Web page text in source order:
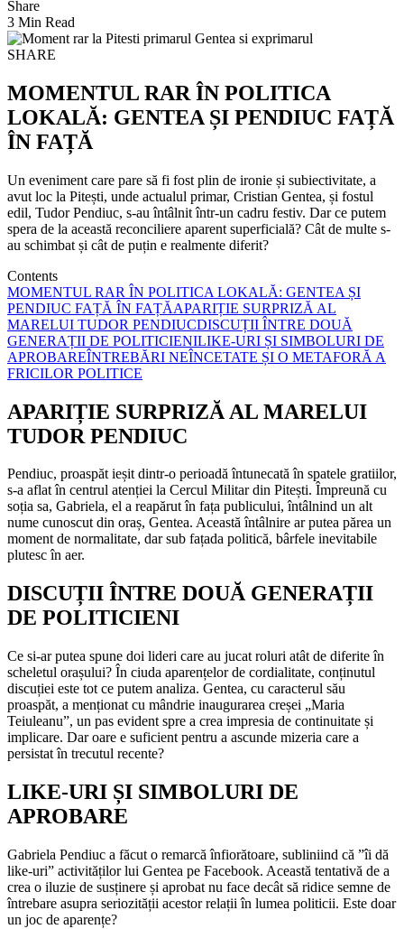
Share
3 Min Read
SHARE
MOMENTUL RAR ÎN POLITICA
LOKALĂ: GENTEA ȘI PENDIUC FAȚĂ
ÎN FAȚĂ
Un eveniment care pare să fi fost plin de ironie și subiectivitate, a
avut loc la Pitești, unde actualul primar, Cristian Gentea, și fostul
edil, Tudor Pendiuc, s-au întâlnit într-un cadru festiv. Dar ce putem
spera de la această reconciliere aparent superficială? Cât de multe s-
au schimbat și cât de puțin e realmente diferit?
Contents
MOMENTUL RAR ÎN POLITICA LOKALĂ: GENTEA ȘI
PENDIUC FAȚĂ ÎN FAȚĂAPARIȚIE SURPRIZĂ AL
MARELUI TUDOR PENDIUCDISCUȚII ÎNTRE DOUĂ
GENERAȚII DE POLITICIENILIKE-URI ȘI SIMBOLURI DE
APROBAREÎNTREBĂRI NEÎNCETATE ȘI O METAFORĂ A
FRICILOR POLITICE
APARIȚIE SURPRIZĂ AL MARELUI
TUDOR PENDIUC
Pendiuc, proaspăt ieșit dintr-o perioadă întunecată în spatele gratiilor,
s-a aflat în centrul atenției la Cercul Militar din Pitești. Împreună cu
soția sa, Gabriela, el a reapărut în fața publicului, întâlnind un alt
nume cunoscut din oraș, Gentea. Această întâlnire ar putea părea un
moment de normalitate, dar sub fațada politică, bârfele inevitabile
plutesc în aer.
DISCUȚII ÎNTRE DOUĂ GENERAȚII
DE POLITICIENI
Ce si-ar putea spune doi lideri care au jucat roluri atât de diferite în
scheletul orașului? În ciuda aparențelor de cordialitate, conținutul
discuției este tot ce putem analiza. Gentea, cu caracterul său
proaspăt, a menționat cu mândrie inaugurarea creșei „Maria
Teiuleanu”, un pas evident spre a crea impresia de continuitate și
implicare. Dar oare e suficient pentru a ascunde mizeria care a
persistat în trecutul recente?
LIKE-URI ȘI SIMBOLURI DE
APROBARE
Gabriela Pendiuc a făcut o remarcă înfiorătoare, subliniind că ”îi dă
like-uri” activităților lui Gentea pe Facebook. Această tentativă de a
crea o iluzie de susținere și aprobat nu face decât să ridice semne de
întrebare asupra seriozității acestor relații în lumea politicii. Este doar
un joc de aparențe?